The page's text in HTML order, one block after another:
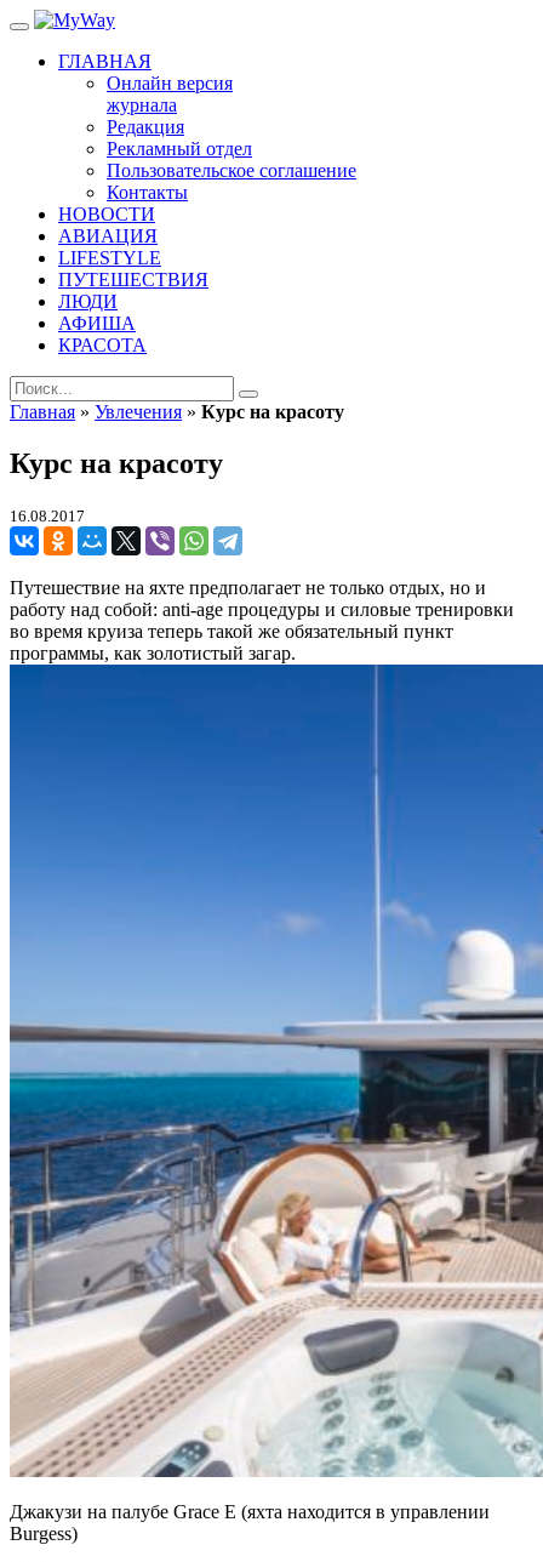
ГЛАВНАЯ
Онлайн версия
журнала
Редакция
Рекламный отдел
Пользовательское соглашение
Контакты
НОВОСТИ
АВИАЦИЯ
LIFESTYLE
ПУТЕШЕСТВИЯ
ЛЮДИ
АФИША
КРАСОТА
Главная » Увлечения » Курс на красоту
Курс на красоту
16.08.2017
Путешествие на яхте предполагает не только отдых, но и
работу над собой: anti-age процедуры и силовые тренировки
во время круиза теперь такой же обязательный пункт
программы, как золотистый загар.
Джакузи на палубе Grace E (яхта находится в управлении
Burgess)